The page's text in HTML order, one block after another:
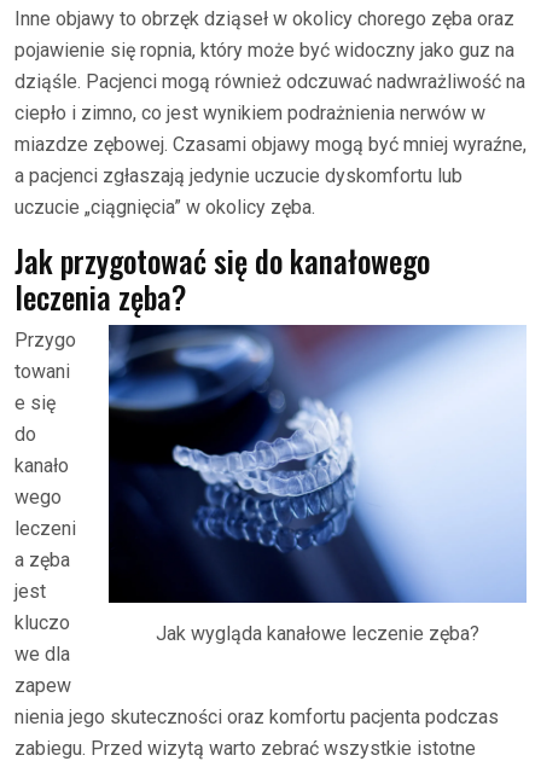
Inne objawy to obrzęk dziąseł w okolicy chorego zęba oraz
pojawienie się ropnia, który może być widoczny jako guz na
dziąśle. Pacjenci mogą również odczuwać nadwrażliwość na
ciepło i zimno, co jest wynikiem podrażnienia nerwów w
miazdze zębowej. Czasami objawy mogą być mniej wyraźne,
a pacjenci zgłaszają jedynie uczucie dyskomfortu lub
uczucie „ciągnięcia” w okolicy zęba.
Jak przygotować się do kanałowego
leczenia zęba?
Jak wygląda kanałowe leczenie zęba?
Przygo
towani
e się
do
kanało
wego
leczeni
a zęba
jest
kluczo
we dla
zapew
nienia jego skuteczności oraz komfortu pacjenta podczas
zabiegu. Przed wizytą warto zebrać wszystkie istotne